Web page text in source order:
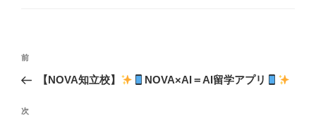
投
ナ
ビ
前
の
稿
前
【NOVA知立校】 NOVA×AI＝AI留学アプリ
次
次